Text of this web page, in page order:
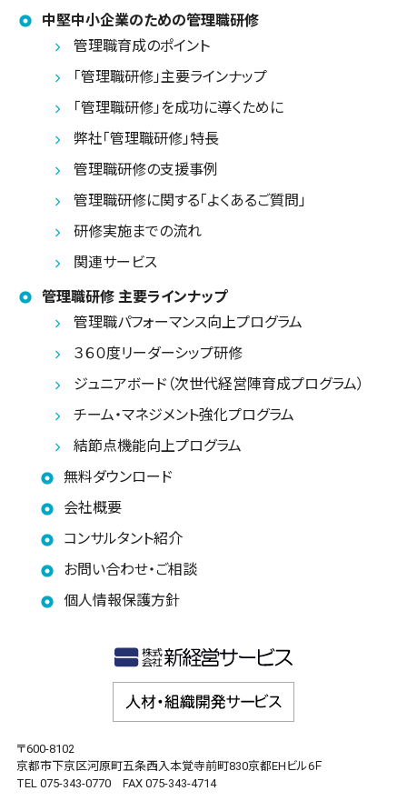
中堅中小企業のための管理職研修
管理職育成のポイント
「管理職研修」主要ラインナップ
「管理職研修」を成功に導くために
弊社「管理職研修」特長
管理職研修の支援事例
管理職研修に関する「よくあるご質問」
研修実施までの流れ
関連サービス
管理職研修 主要ラインナップ
管理職パフォーマンス向上プログラム
３６０度リーダーシップ研修
ジュニアボード（次世代経営陣育成プログラム）
チーム・マネジメント強化プログラム
結節点機能向上プログラム
無料ダウンロード
会社概要
コンサルタント紹介
お問い合わせ・ご相談
個人情報保護方針
〒600-8102
京都市下京区河原町五条西入本覚寺前町830京都EHビル6Ｆ
TEL 075-343-0770 FAX 075-343-4714